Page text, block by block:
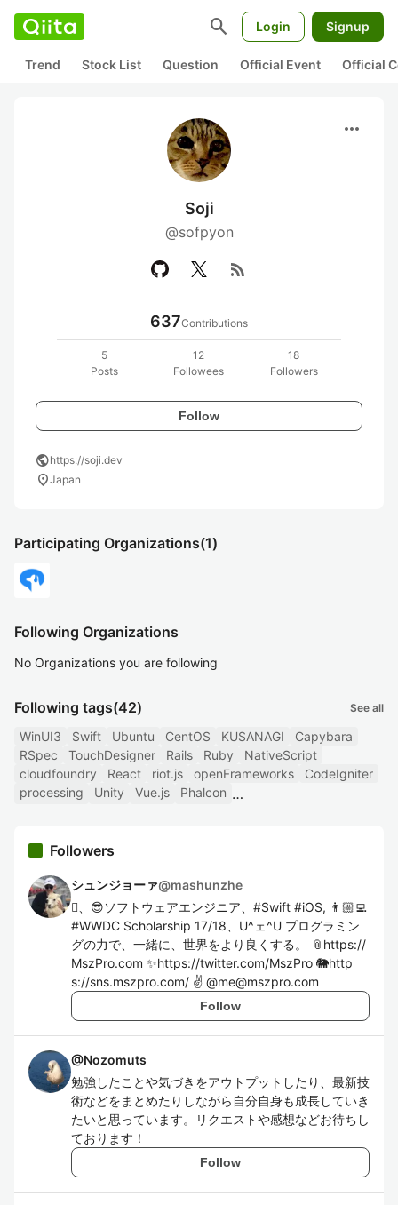
search Login Signup
Trend Stock List Question Official Event Official
more_horiz
Soji
@sofpyon
rss_feed
637Contributions
5
Posts
12
Followees
18
Followers
Follow
publichttps://soji.dev
location_onJapan
Participating Organizations(1)
Following Organizations
No Organizations you are following
Following tags(42) See all
WinUI3 Swift Ubuntu CentOS KUSANAGI
Capybara
RSpec
TouchDesigner Rails Ruby
NativeScript
cloudfoundry
React riot.js openFrameworks
CodeIgniter
processing
Unity Vue.js Phalcon
Followers
シュンジョーァ@mashunzhe
、😎ソフトウェアエンジニア、#Swift #iOS, 👨🏼‍💻
#WWDC Scholarship 17/18、U^ェ^U プログラミン
グの力で、一緒に、世界をより良くする。 📎https://
MszPro.com ✨https://twitter.com/MszPro 🐘http
s://sns.mszpro.com/ ✌️ @me@mszpro.com
Follow
@Nozomuts
勉強したことや気づきをアウトプットしたり、最新技
術などをまとめたりしながら自分自身も成長していき
たいと思っています。リクエストや感想などお待ちし
ております！
Follow